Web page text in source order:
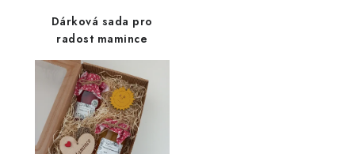
Dárková sada pro
radost mamince